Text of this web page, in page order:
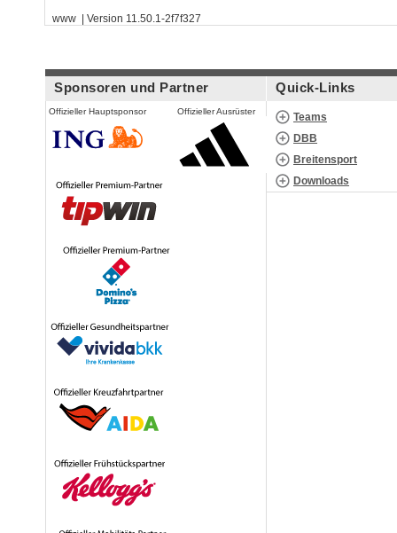
www | Version 11.50.1-2f7f327
Sponsoren und Partner
Offizieller Hauptsponsor Offizieller Ausrüster
Quick-Links
Teams
DBB
Breitensport
Downloads